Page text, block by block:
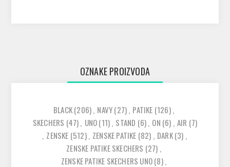
OZNAKE PROIZVODA
BLACK(206), NAVY(27), PATIKE (126),
SKECHERS (47), UNO(11), STAND (6), ON (6) , AIR (7)
, ZENSKE (512), ZENSKE PATIKE (82) , DARK(3) ,
ZENSKE PATIKE SKECHERS (27) ,
ZENSKE PATIKE SKECHERS UNO(8),